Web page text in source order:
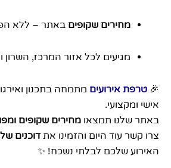
מחירים שקופים באתר – ללא
מגיעים לכל אזור המרכז, השרון
🎉 טרפת אירועים מתמחה בתכנון
אישי ומקצועי.
באתר שלנו תמצאו מחירים שקופים
צרו קשר עוד היום והזמינו אתדוכנים
האירוע שלכם לבלתי נשכח! ✨